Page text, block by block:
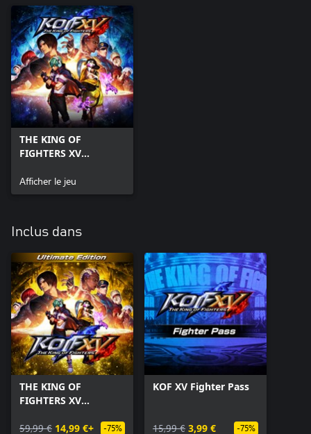
THE KING OF
FIGHTERS XV
Afficher le jeu
Inclus dans
THE KING OF
FIGHTERS XV
59,99 € 14,99 €+ -75%
KOF XV Fighter Pass
15,99 € 3,99 € -75%